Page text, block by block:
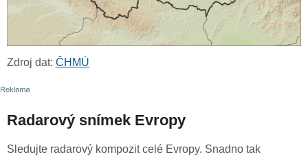
Zdroj dat: ČHMÚ
Radarový snímek Evropy
Sledujte radarový kompozit celé Evropy. Snadno tak